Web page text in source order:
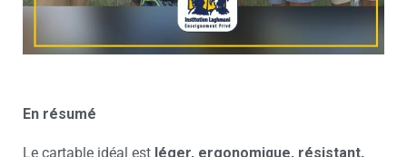
En résumé
Le cartable idéal est léger, ergonomique, résistant,